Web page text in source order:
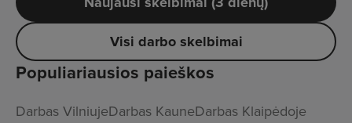
Visi darbo skelbimai
Populiariausios paieškos
Darbas VilniujeDarbas KauneDarbas Klaipėdoje